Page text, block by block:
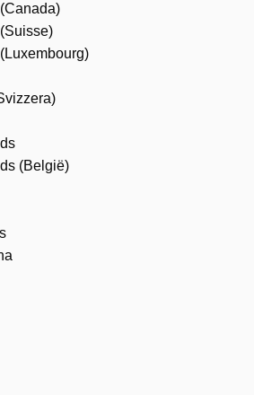
(België)